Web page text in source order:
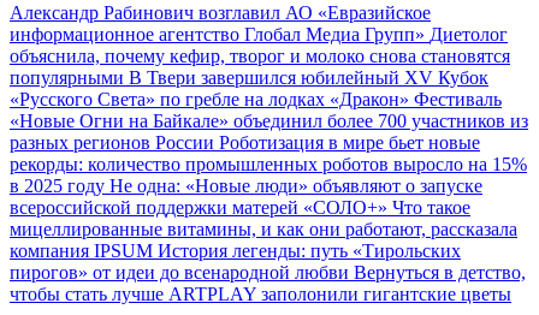
Александр Рабинович возглавил АО «Евразийское
информационное агентство Глобал Медиа Групп» Диетолог
объяснила, почему кефир, творог и молоко снова становятся
популярными В Твери завершился юбилейный XV Кубок
«Русского Света» по гребле на лодках «Дракон» Фестиваль
«Новые Огни на Байкале» объединил более 700 участников из
разных регионов России Роботизация в мире бьет новые
рекорды: количество промышленных роботов выросло на 15%
в 2025 году Не одна: «Новые люди» объявляют о запуске
всероссийской поддержки матерей «СОЛО+» Что такое
мицеллированные витамины, и как они работают, рассказала
компания IPSUM История легенды: путь «Тирольских
пирогов» от идеи до всенародной любви Вернуться в детство,
чтобы стать лучше ARTPLAY заполонили гигантские цветы